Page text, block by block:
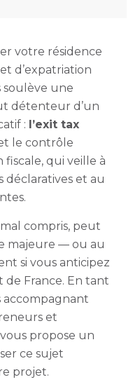
votre résidence
d’expatriation
soulève une
détenteur d’un
: l’exit tax
le contrôle
fiscale, qui veille à
déclaratives et au
compris, peut
majeure — ou au
si vous anticipez
France. En tant
accompagnant
et
propose un
ce sujet
projet.